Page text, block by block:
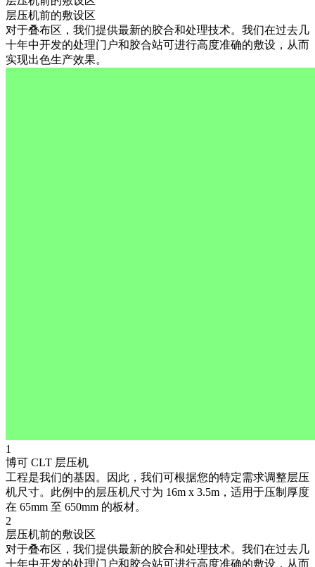
层压机前的敷设区
对于叠布区，我们提供最新的胶合和处理技术。我们在过去几
十年中开发的处理门户和胶合站可进行高度准确的敷设，从而
实现出色生产效果。
1
博可 CLT 层压机
工程是我们的基因。因此，我们可根据您的特定需求调整层压
机尺寸。此例中的层压机尺寸为 16m x 3.5m，适用于压制厚度
在 65mm 至 650mm 的板材。
2
层压机前的敷设区
对于叠布区，我们提供最新的胶合和处理技术。我们在过去几
十年中开发的处理门户和胶合站可进行高度准确的敷设，从而